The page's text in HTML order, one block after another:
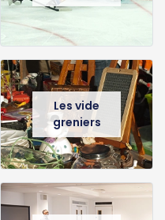
Les vide
greniers